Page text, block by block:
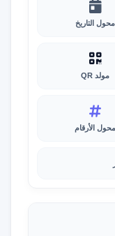
محول التاريخ
مولد QR
محول الأرقام